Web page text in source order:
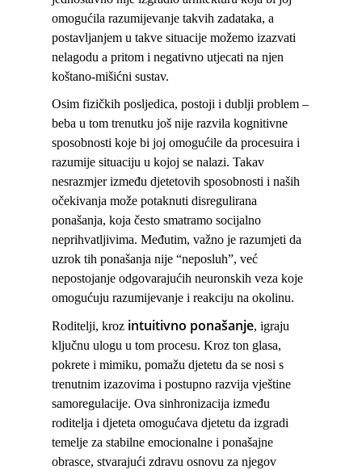
omogućila razumijevanje takvih zadataka, a
postavljanjem u takve situacije možemo izazvati
nelagodu a pritom i negativno utjecati na njen
koštano-mišićni sustav.
Osim fizičkih posljedica, postoji i dublji problem –
beba u tom trenutku još nije razvila kognitivne
sposobnosti koje bi joj omogućile da procesuira i
razumije situaciju u kojoj se nalazi. Takav
nesrazmjer između djetetovih sposobnosti i naših
očekivanja može potaknuti disregulirana
ponašanja, koja često smatramo socijalno
neprihvatljivima. Međutim, važno je razumjeti da
uzrok tih ponašanja nije “neposluh”, već
nepostojanje odgovarajućih neuronskih veza koje
omogućuju razumijevanje i reakciju na okolinu.
Roditelji, kroz intuitivno ponašanje, igraju
ključnu ulogu u tom procesu. Kroz ton glasa,
pokrete i mimiku, pomažu djetetu da se nosi s
trenutnim izazovima i postupno razvija vještine
samoregulacije. Ova sinhronizacija između
roditelja i djeteta omogućava djetetu da izgradi
temelje za stabilne emocionalne i ponašajne
obrasce, stvarajući zdravu osnovu za njegov